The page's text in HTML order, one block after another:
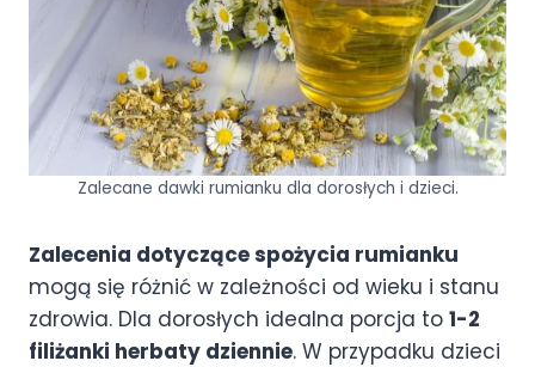
Zalecane dawki rumianku dla dorosłych i dzieci.
Zalecenia dotyczące spożycia rumianku
mogą się różnić w zależności od wieku i stanu
zdrowia. Dla dorosłych idealna porcja to 1-2
filiżanki herbaty dziennie. W przypadku dzieci